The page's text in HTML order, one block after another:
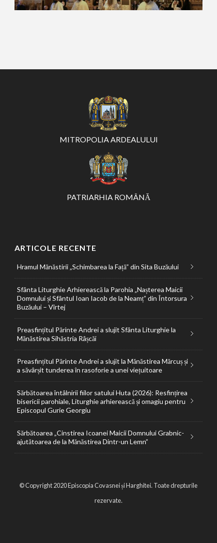
MITROPOLIA ARDEALULUI
PATRIARHIA ROMÂNĂ
ARTICOLE RECENTE
Hramul Mănăstirii „Schimbarea la Față” din Sita Buzăului
Sfânta Liturghie Arhierească la Parohia „Nașterea Maicii
Domnului și Sfântul Ioan Iacob de la Neamț” din Întorsura
Buzăului – Vîrtej
Preasfințitul Părinte Andrei a slujit Sfânta Liturghie la
Mănăstirea Sihăstria Râșcăi
Preasfințitul Părinte Andrei a slujit la Mănăstirea Mărcuș și
a săvârșit tunderea în rasoforie a unei viețuitoare
Sărbătoarea întâlnirii fiilor satului Huta (2026): Resfințirea
bisericii parohiale, Liturghie arhierească și omagiu pentru
Episcopul Gurie Georgiu
Sărbătoarea „Cinstirea Icoanei Maicii Domnului Grabnic-
ajutătoarea de la Mănăstirea Dintr-un Lemn”
© Copyright 2020 Episcopia Covasnei și Harghitei. Toate drepturile
rezervate.